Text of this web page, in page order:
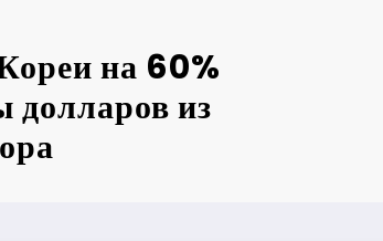
на 60%
долларов из